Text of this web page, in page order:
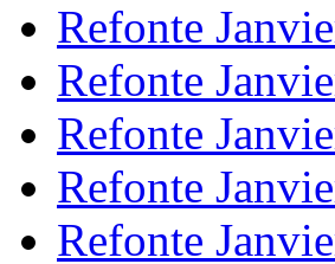
Refonte
Refonte
Refonte
Refonte
Refonte